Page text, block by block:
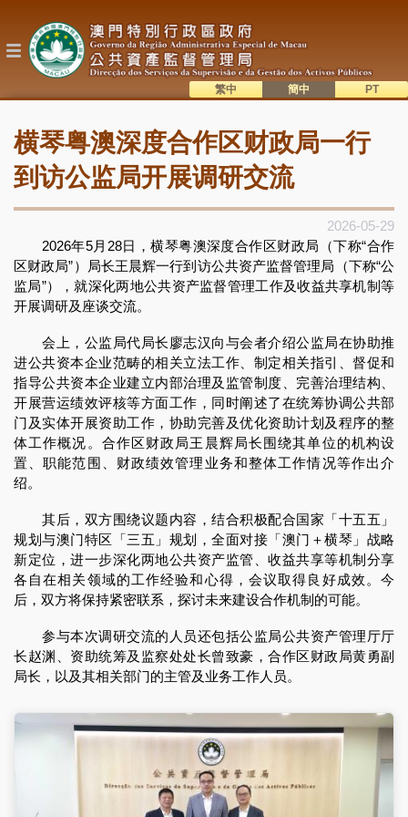
到
内
目
錄
横琴粤澳深度合作区财政局一行
到访公监局开展调研交流
2026-05-29
2026年5月28日，横琴粤澳深度合作区财政局（下称“合作
区财政局”）局长王晨辉一行到访公共资产监督管理局（下称“公
监局”），就深化两地公共资产监督管理工作及收益共享机制等
开展调研及座谈交流。
会上，公监局代局长廖志汉向与会者介绍公监局在协助推
进公共资本企业范畴的相关立法工作、制定相关指引、督促和
指导公共资本企业建立内部治理及监管制度、完善治理结构、
开展营运绩效评核等方面工作，同时阐述了在统筹协调公共部
门及实体开展资助工作，协助完善及优化资助计划及程序的整
体工作概况。合作区财政局王晨辉局长围绕其单位的机构设
置、职能范围、财政绩效管理业务和整体工作情况等作出介
绍。
其后，双方围绕议题内容，结合积极配合国家「十五五」
规划与澳门特区「三五」规划，全面对接「澳门＋横琴」战略
新定位，进一步深化两地公共资产监管、收益共享等机制分享
各自在相关领域的工作经验和心得，会议取得良好成效。今
后，双方将保持紧密联系，探讨未来建设合作机制的可能。
参与本次调研交流的人员还包括公监局公共资产管理厅厅
长赵渊、资助统筹及监察处处长曾致豪，合作区财政局黄勇副
局长，以及其相关部门的主管及业务工作人员。